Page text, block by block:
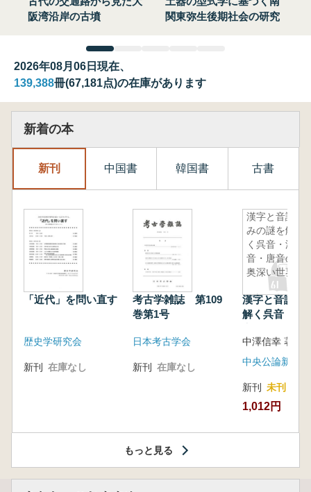
阪湾沿岸の古墳
関東弥生後期社会の研究
2026年08月06日現在、
139,388冊(67,181点)の在庫があります
新着の本
新刊 中国書 韓国書 古書
「近代」を問い直す
歴史学研究会
新刊 在庫なし
考古学雑誌 第109
巻第1号
日本考古学会
新刊 在庫なし
漢字と音読
みの謎を解
く呉音・漢
音・唐音の
奥深い世界
漢字と音読み
解く呉音・漢
中澤信幸 著
中央公論新社
新刊 未刊
1,012円
もっと見る